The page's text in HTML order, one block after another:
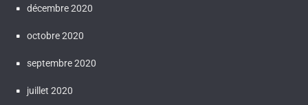
décembre 2020
octobre 2020
septembre 2020
juillet 2020